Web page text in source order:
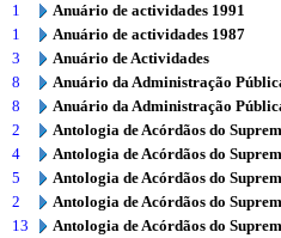
1
Anuário de actividades 1991
1
Anuário de actividades 1987
3
Anuário de Actividades
8
Anuário da Administração
8
Anuário da Administração
2
Antologia de Acórdãos do
4
Antologia de Acórdãos do
5
Antologia de Acórdãos do
2
Antologia de Acórdãos do
13
Antologia de Acórdãos do